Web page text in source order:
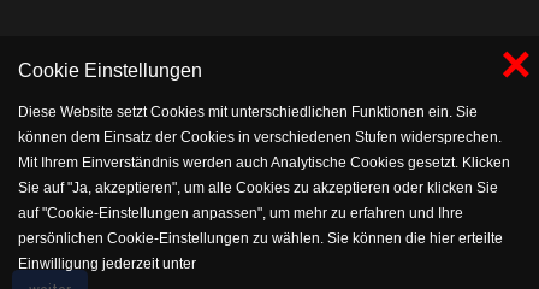
×
Cookie Einstellungen
Diese Website setzt Cookies mit unterschiedlichen Funktionen ein. Sie
können dem Einsatz der Cookies in verschiedenen Stufen widersprechen.
Mit Ihrem Einverständnis werden auch Analytische Cookies gesetzt. Klicken
Sie auf "Ja, akzeptieren", um alle Cookies zu akzeptieren oder klicken Sie
auf "Cookie-Einstellungen anpassen", um mehr zu erfahren und Ihre
persönlichen Cookie-Einstellungen zu wählen. Sie können die hier erteilte
Einwilligung jederzeit unter